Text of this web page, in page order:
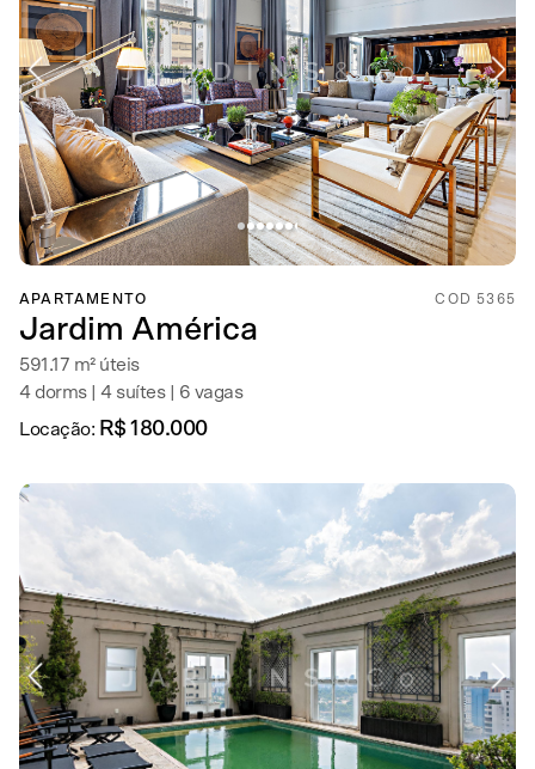
APARTAMENTO COD 5365
Jardim América
591.17 m² úteis
4 dorms | 4 suítes | 6 vagas
Locação: R$ 180.000